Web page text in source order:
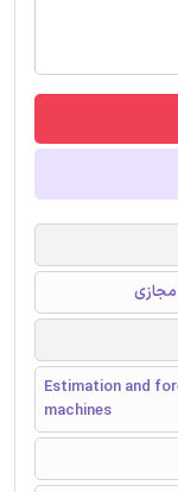
مجازی
Estimation and
machines